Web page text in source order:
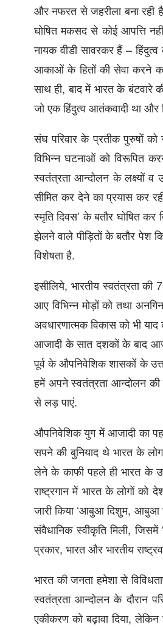
और नफरत से जहरीला बना रही
घोषित मकसद से कोई आपत्ति
नायक वीडी सावरकर हैं –
आकाओं के हितों की सेवा करने का
साथ ही, बाद में भारत के बंटवारे
जो एक हिंदुत्व आतंकवादी था और
संघ परिवार के प्रतीक पुरुषों
विभिन्न घटनाओं को विरूपित
स्वतंत्रता आन्दोलन के लक्ष्यों
सीमित कर देने का प्रयास कर
स्मृति दिवस’ के बतौर घोषित
झेलने वाले पीड़ितों के बतौर पेश
विशेषता है.
इसीलिये, भारतीय स्वतंत्रता
आए विभिन्न मोड़ों को तथा
अवधारणात्मक विकास को भी
आजादी के सात दशकों के बाद आज
पूर्व के औपनिवेशिक शासकों के
हमें अपने स्वतंत्रता आन्दोलन की
से लड़ पाएं.
औपनिवेशिक युग में आजादी का
सपने की बुनियाद थे भारत के
लेने के काफी पहले ही भारत के
राष्ट्रगान में भारत के लोगों को
जारी किया ‘आबुआ दिशुम, आबुआ
संवैधानिक स्वीकृति मिली,
प्रकार, भारत और भारतीय
भारत की जनता हमेशा से
स्वतंत्रता आन्दोलन के दौरान
एकीकरण को बढ़ावा दिया,